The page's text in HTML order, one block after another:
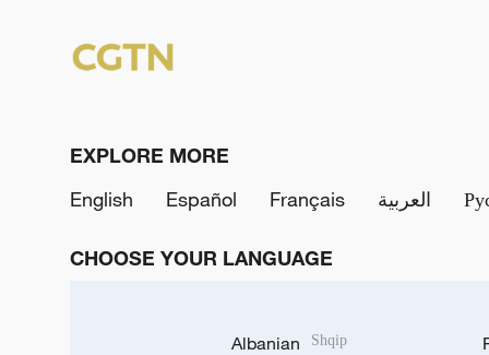
EXPLORE MORE
English
Español Français العربية
CHOOSE YOUR LANGUAGE
Albanian Shqip